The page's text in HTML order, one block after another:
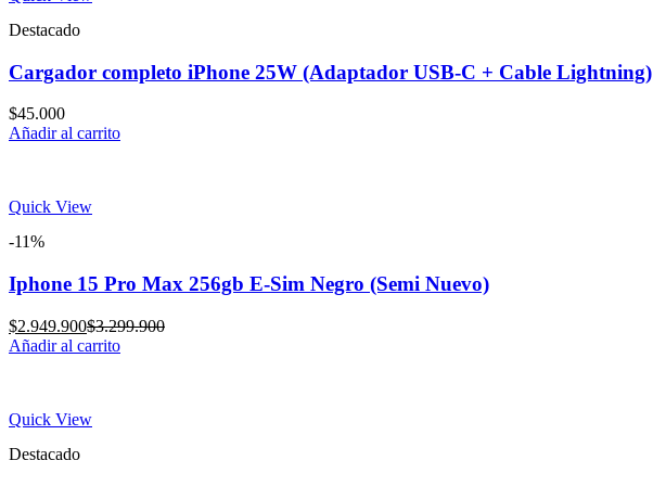
Destacado
Cargador completo iPhone 25W (Adaptador USB-C + Cable Lightning)
$45.000
Añadir al carrito
Quick View
-11%
Iphone 15 Pro Max 256gb E-Sim Negro (Semi Nuevo)
$2.949.900Current
price
$3.299.900Original
Añadir al carrito
Quick View
Destacado